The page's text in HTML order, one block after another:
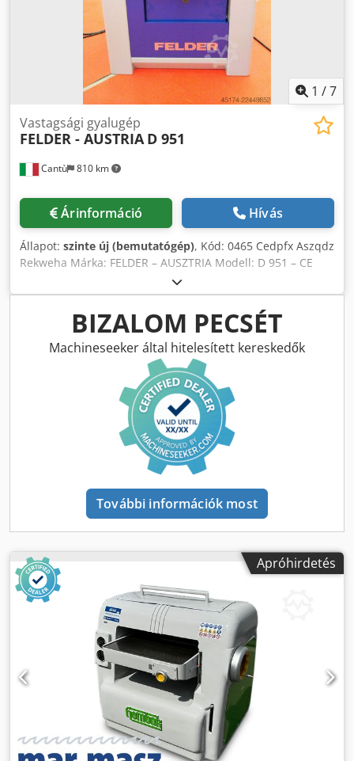
1 /7
Cantù 810 km
Vastagsági gyalugép
FELDER - AUSTRIA D 951
Árinformáció Hívás
Állapot: szinte új (bemutatógép), Kód: 0465 Cedpfx Aszqdz
Rekweha Márka: FELDER – AUSZTRIA Modell: D 951 – CE
szabvány Automatikus vastagságterhelő – CE szabvány
Műszaki adatok: 4 cserélhető Tersa késsel ellátott tengely
Átmérő: 120 mm Munkafelület szélessége: 504 mm
Munkafelület magassága: 3/254 mm Asztal hossza: 900
mm Maximális forgácsolási mélység: 8 mm Automatikus
asztemelés Elektronikus mélységjelző Változtatható
előtolási sebesség: 4–16 méter/perc 2 görgő az asztalon
Motorteljesítmény: 10 LE Porgyűjtő csatlakozó átmérője:
140 mm Teljes méretek (mm): 1050 x 1050 x 1100
(magasság) Súly (kg): 650
BIZALOM PECSÉT
Machineseeker által hitelesített kereskedők
További információk most
Apróhirdetés